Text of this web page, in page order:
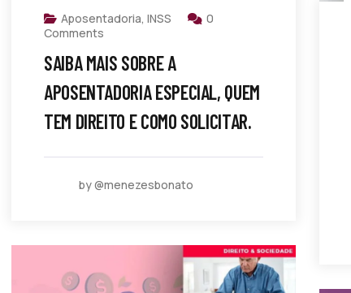
Aposentadoria, INSS
0
Comments
SAIBA MAIS SOBRE A
APOSENTADORIA ESPECIAL, QUEM
TEM DIREITO E COMO SOLICITAR.
by @menezesbonato